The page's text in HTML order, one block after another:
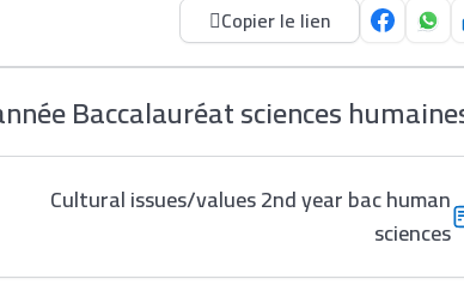
Copier le lien
Baccalauréat sciences
Cultural issues/values 2nd year bac human
sciences